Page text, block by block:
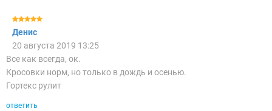
Денис
20 августа 2019 13:25
Все как всегда, ок.
Кросовки норм, но только в дождь и осенью.
Гортекс рулит
ответить